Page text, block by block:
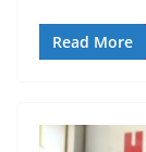
Read More